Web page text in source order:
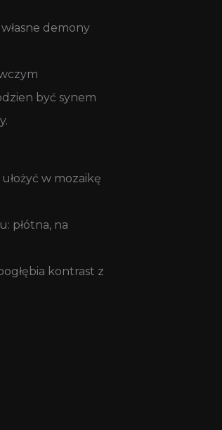
demony
być synem
w mozaikę
płótna, na
kontrast z